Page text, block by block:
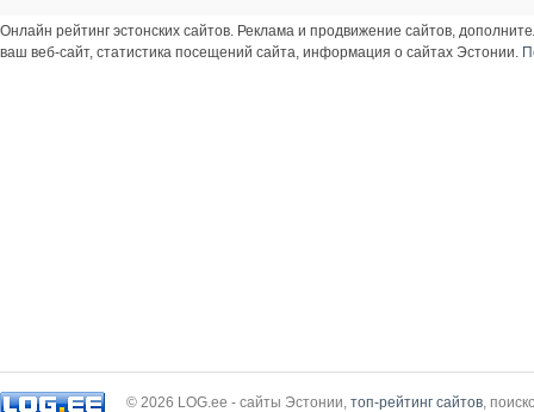
Онлайн рейтинг эстонских сайтов. Реклама и продвижение сайтов,
ваш веб-сайт, статистика посещений сайта, информация о сайтах Эстонии.
© 2026 LOG.ee - сайты Эстонии, топ-рейтинг сайтов ,